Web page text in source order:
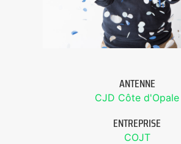
ANTENNE
CJD Côte d'Opale
ENTREPRISE
COJT